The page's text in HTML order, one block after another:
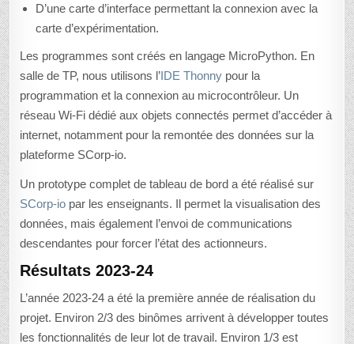
D’une carte d’interface permettant la connexion avec la
carte d’expérimentation.
Les programmes sont créés en langage MicroPython. En
salle de TP, nous utilisons l’IDE Thonny pour la
programmation et la connexion au microcontrôleur. Un
réseau Wi-Fi dédié aux objets connectés permet d’accéder à
internet, notamment pour la remontée des données sur la
plateforme SCorp-io.
Un prototype complet de tableau de bord a été réalisé sur
SCorp-io par les enseignants. Il permet la visualisation des
données, mais également l’envoi de communications
descendantes pour forcer l’état des actionneurs.
Résultats 2023-24
L’année 2023-24 a été la première année de réalisation du
projet. Environ 2/3 des binômes arrivent à développer toutes
les fonctionnalités de leur lot de travail. Environ 1/3 est